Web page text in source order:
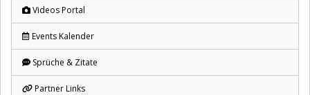
Videos Portal
Events Kalender
Sprüche & Zitate
Partner Links